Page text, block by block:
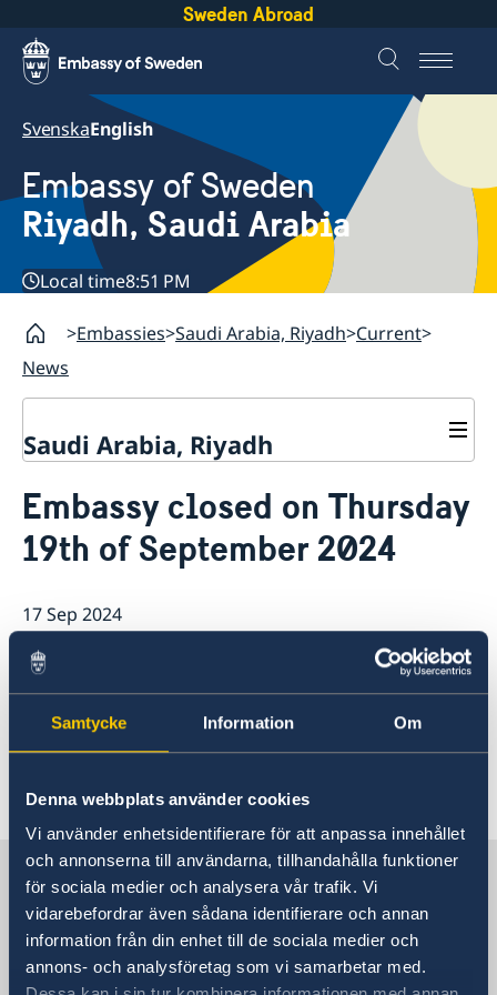
Samtycke Information Om
Denna webbplats använder cookies
Vi använder enhetsidentifierare för att anpassa innehållet
och annonserna till användarna, tillhandahålla funktioner
för sociala medier och analysera vår trafik. Vi
vidarebefordrar även sådana identifierare och annan
information från din enhet till de sociala medier och
annons- och analysföretag som vi samarbetar med.
Sweden Abroad
SvenskaEnglish
Embassy of Sweden
Riyadh, Saudi Arabia
Local time8:51 PM
Embassies Saudi Arabia, Riyadh Current
News
Saudi Arabia, Riyadh
About us
Current
Embassy closed on Thursday
19th of September 2024
17 Sep 2024
Embassy closed on Thursday 19th of
September 2024. Open as usual on
Sunday 22nd.
Sweden in Saudi Arabia
Embassy